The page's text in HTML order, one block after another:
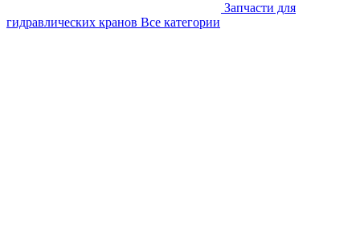
Запчасти для
гидравлических кранов Все категории